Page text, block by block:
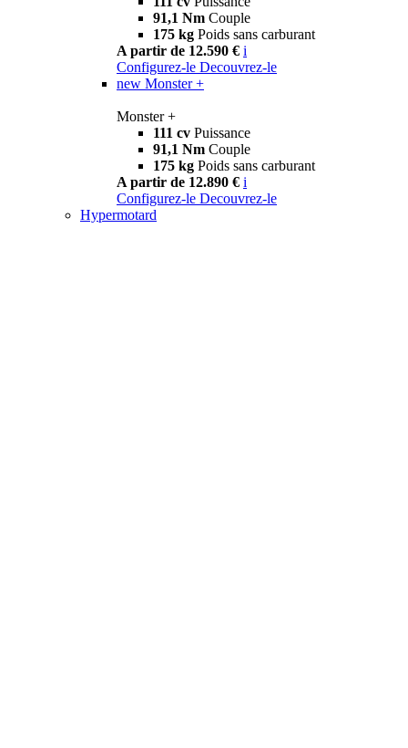
91,1 Nm Couple
175 kg Poids sans carburant
A partir de 12.590 € i
Configurez-le Decouvrez-le
new Monster +
Monster +
111 cv Puissance
91,1 Nm Couple
175 kg Poids sans carburant
A partir de 12.890 € i
Configurez-le Decouvrez-le
Hypermotard